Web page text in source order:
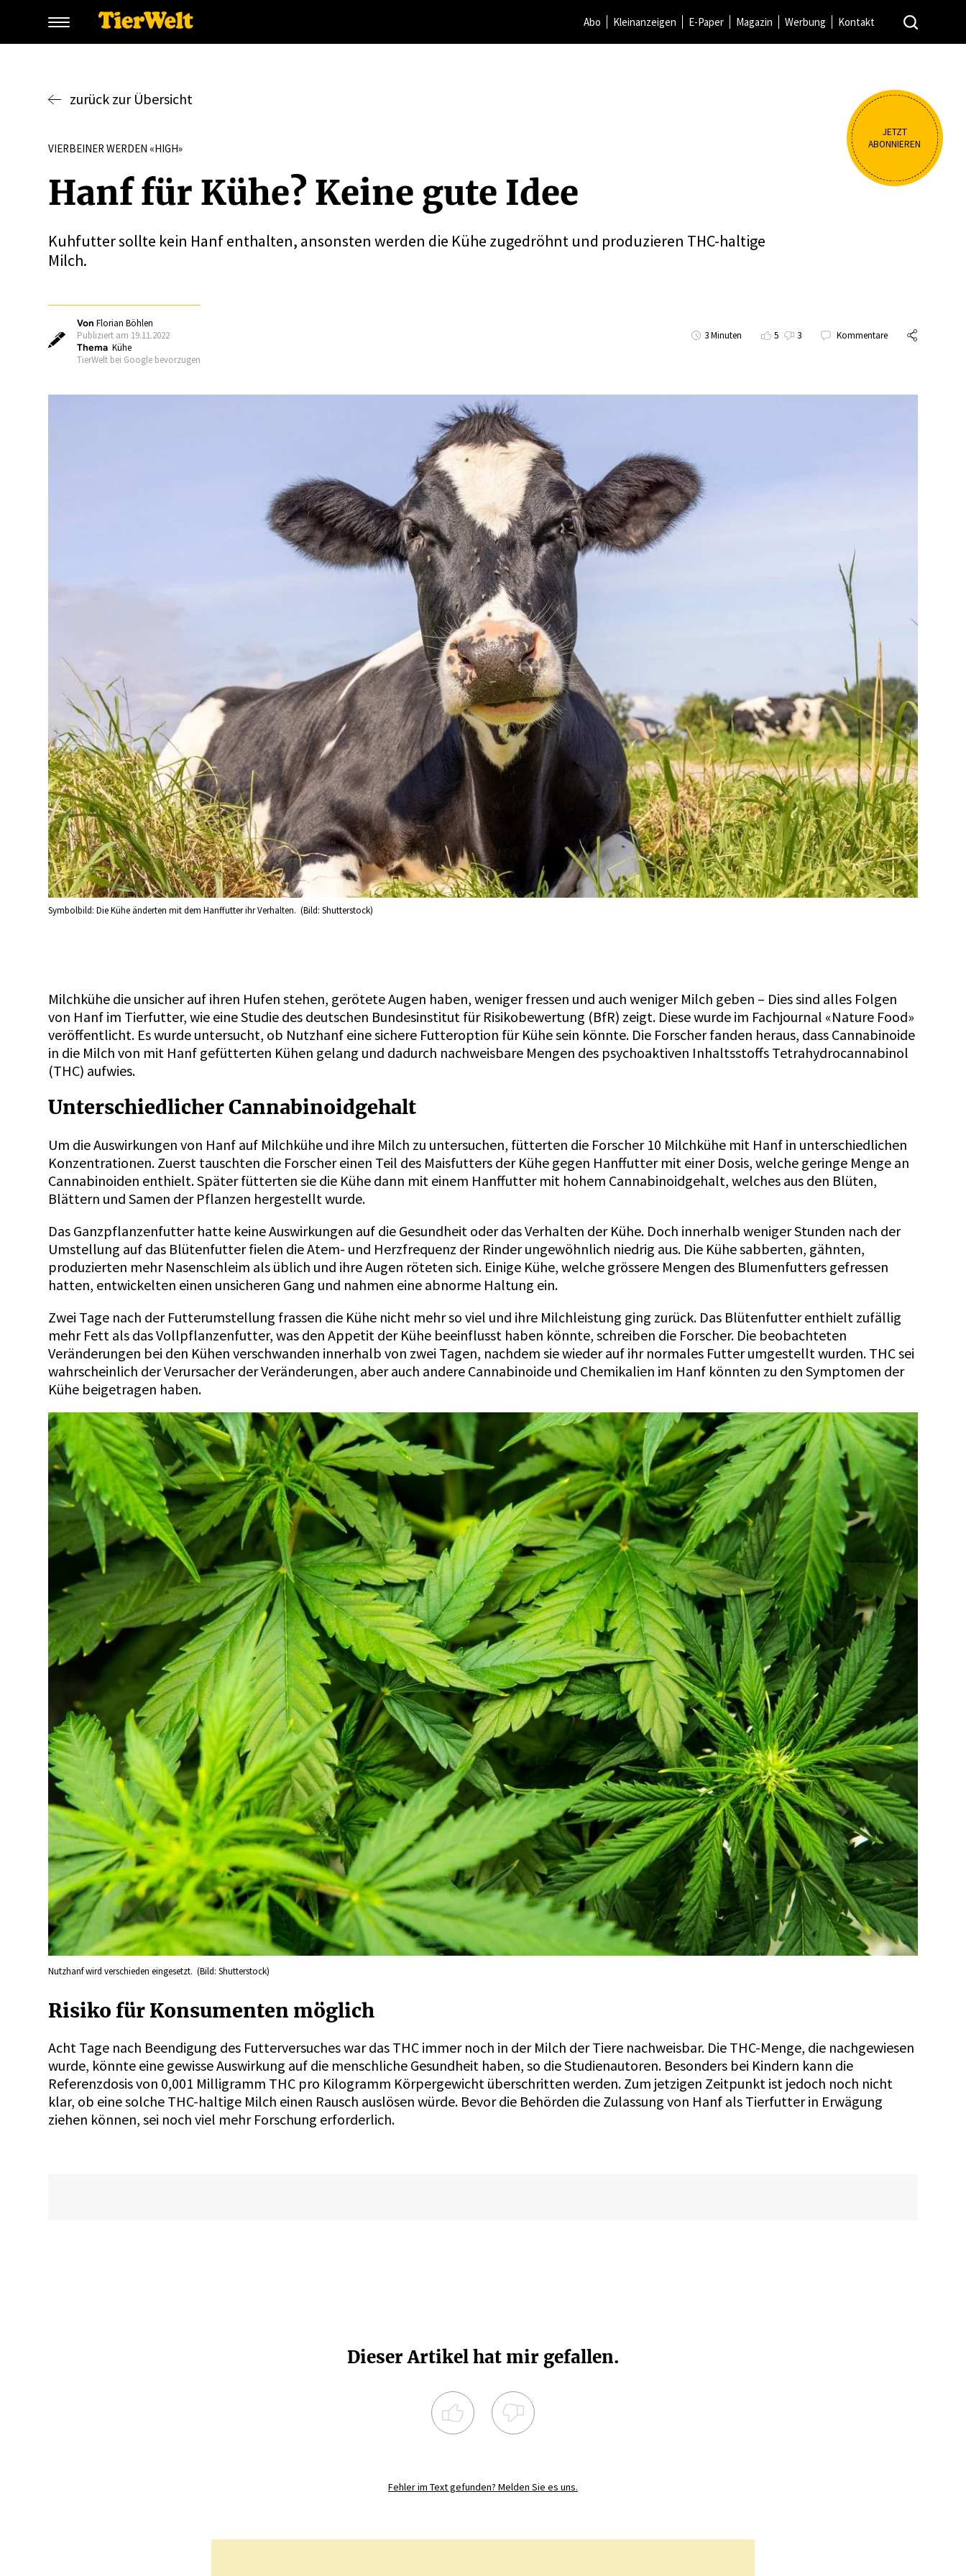
Abo Kleinanzeigen E-Paper Magazin Werbung Kontakt
JETZT
ABONNIEREN
zurück zur Übersicht
VIERBEINER WERDEN «HIGH»
Hanf für Kühe? Keine gute Idee
Kuhfutter sollte kein Hanf enthalten, ansonsten werden die Kühe zugedröhnt und produzieren THC-haltige
Milch.
VonFlorian Böhlen
Publiziert am 19.11.2022
Thema Kühe
TierWelt bei Google bevorzugen
3 Minuten 5 3 Kommentare
Symbolbild: Die Kühe änderten mit dem Hanffutter ihr Verhalten. (Bild: Shutterstock)
Milchkühe die unsicher auf ihren Hufen stehen, gerötete Augen haben, weniger fressen und auch weniger Milch geben – Dies sind alles Folgen
von Hanf im Tierfutter, wie eine Studie des deutschen Bundesinstitut für Risikobewertung (BfR) zeigt. Diese wurde im Fachjournal «Nature Food»
veröffentlicht. Es wurde untersucht, ob Nutzhanf eine sichere Futteroption für Kühe sein könnte. Die Forscher fanden heraus, dass Cannabinoide
in die Milch von mit Hanf gefütterten Kühen gelang und dadurch nachweisbare Mengen des psychoaktiven Inhaltsstoffs Tetrahydrocannabinol
(THC) aufwies.
Unterschiedlicher Cannabinoidgehalt
Um die Auswirkungen von Hanf auf Milchkühe und ihre Milch zu untersuchen, fütterten die Forscher 10 Milchkühe mit Hanf in unterschiedlichen
Konzentrationen. Zuerst tauschten die Forscher einen Teil des Maisfutters der Kühe gegen Hanffutter mit einer Dosis, welche geringe Menge an
Cannabinoiden enthielt. Später fütterten sie die Kühe dann mit einem Hanffutter mit hohem Cannabinoidgehalt, welches aus den Blüten,
Blättern und Samen der Pflanzen hergestellt wurde.
Das Ganzpflanzenfutter hatte keine Auswirkungen auf die Gesundheit oder das Verhalten der Kühe. Doch innerhalb weniger Stunden nach der
Umstellung auf das Blütenfutter fielen die Atem- und Herzfrequenz der Rinder ungewöhnlich niedrig aus. Die Kühe sabberten, gähnten,
produzierten mehr Nasenschleim als üblich und ihre Augen röteten sich. Einige Kühe, welche grössere Mengen des Blumenfutters gefressen
hatten, entwickelten einen unsicheren Gang und nahmen eine abnorme Haltung ein.
Zwei Tage nach der Futterumstellung frassen die Kühe nicht mehr so viel und ihre Milchleistung ging zurück. Das Blütenfutter enthielt zufällig
mehr Fett als das Vollpflanzenfutter, was den Appetit der Kühe beeinflusst haben könnte, schreiben die Forscher. Die beobachteten
Veränderungen bei den Kühen verschwanden innerhalb von zwei Tagen, nachdem sie wieder auf ihr normales Futter umgestellt wurden. THC sei
wahrscheinlich der Verursacher der Veränderungen, aber auch andere Cannabinoide und Chemikalien im Hanf könnten zu den Symptomen der
Kühe beigetragen haben.
Nutzhanf wird verschieden eingesetzt. (Bild: Shutterstock)
Risiko für Konsumenten möglich
Acht Tage nach Beendigung des Futterversuches war das THC immer noch in der Milch der Tiere nachweisbar. Die THC-Menge, die nachgewiesen
wurde, könnte eine gewisse Auswirkung auf die menschliche Gesundheit haben, so die Studienautoren. Besonders bei Kindern kann die
Referenzdosis von 0,001 Milligramm THC pro Kilogramm Körpergewicht überschritten werden. Zum jetzigen Zeitpunkt ist jedoch noch nicht
klar, ob eine solche THC-haltige Milch einen Rausch auslösen würde. Bevor die Behörden die Zulassung von Hanf als Tierfutter in Erwägung
ziehen können, sei noch viel mehr Forschung erforderlich.
Dieser Artikel hat mir gefallen.
JETZT REGISTRIEREN
Fehler im Text gefunden? Melden Sie es uns.